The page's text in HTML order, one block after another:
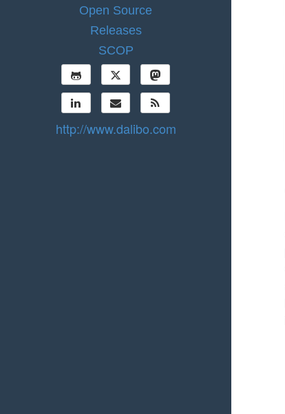
Open Source
Releases
SCOP
http://www.dalibo.com